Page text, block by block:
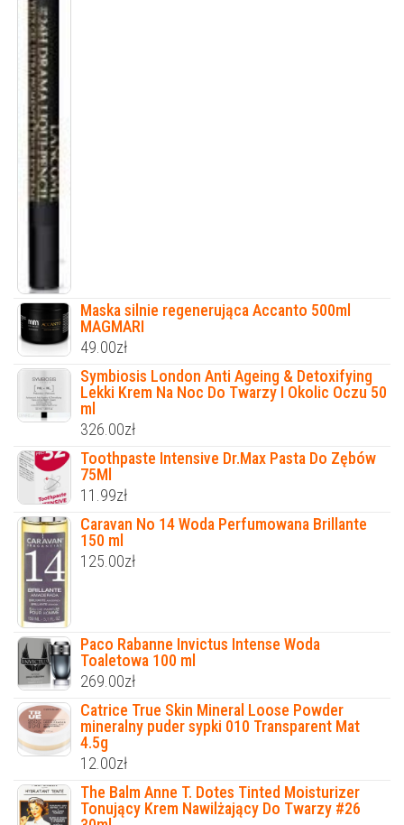
Maska silnie regenerująca Accanto 500ml
MAGMARI
49.00zł
Symbiosis London Anti Ageing & Detoxifying
Lekki Krem Na Noc Do Twarzy I Okolic Oczu 50
ml
326.00zł
Toothpaste Intensive Dr.Max Pasta Do Zębów
75Ml
11.99zł
Caravan No 14 Woda Perfumowana Brillante
150 ml
125.00zł
Paco Rabanne Invictus Intense Woda
Toaletowa 100 ml
269.00zł
Catrice True Skin Mineral Loose Powder
mineralny puder sypki 010 Transparent Mat
4.5g
12.00zł
The Balm Anne T. Dotes Tinted Moisturizer
Tonujący Krem Nawilżający Do Twarzy #26